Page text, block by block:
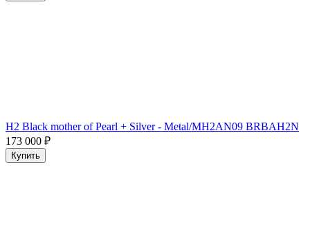
H2 Black mother of Pearl + Silver - Metal/MH2AN09 BRBAH2N
173 000 ₽
Купить